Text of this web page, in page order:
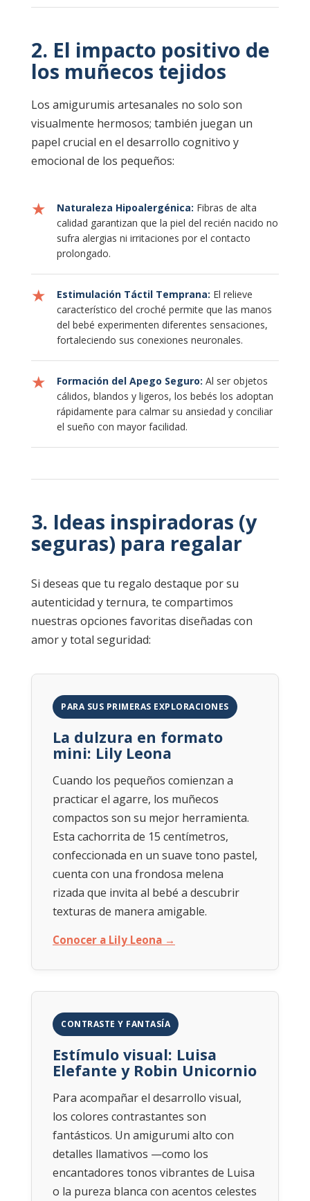
2. El impacto positivo de
los muñecos tejidos
Los amigurumis artesanales no solo son
visualmente hermosos; también juegan un
papel crucial en el desarrollo cognitivo y
emocional de los pequeños:
★ Naturaleza Hipoalergénica: Fibras de alta
calidad garantizan que la piel del recién nacido no
sufra alergias ni irritaciones por el contacto
prolongado.
★ Estimulación Táctil Temprana: El relieve
característico del croché permite que las manos
del bebé experimenten diferentes sensaciones,
fortaleciendo sus conexiones neuronales.
★ Formación del Apego Seguro: Al ser objetos
cálidos, blandos y ligeros, los bebés los adoptan
rápidamente para calmar su ansiedad y conciliar
el sueño con mayor facilidad.
3. Ideas inspiradoras (y
seguras) para regalar
Si deseas que tu regalo destaque por su
autenticidad y ternura, te compartimos
nuestras opciones favoritas diseñadas con
amor y total seguridad:
PARA SUS PRIMERAS EXPLORACIONES
La dulzura en formato
mini: Lily Leona
Cuando los pequeños comienzan a
practicar el agarre, los muñecos
compactos son su mejor herramienta.
Esta cachorrita de 15 centímetros,
confeccionada en un suave tono pastel,
cuenta con una frondosa melena
rizada que invita al bebé a descubrir
texturas de manera amigable.
Conocer a Lily Leona →
CONTRASTE Y FANTASÍA
Estímulo visual: Luisa
Elefante y Robin Unicornio
Para acompañar el desarrollo visual,
los colores contrastantes son
fantásticos. Un amigurumi alto con
detalles llamativos —como los
encantadores tonos vibrantes de Luisa
o la pureza blanca con acentos celestes